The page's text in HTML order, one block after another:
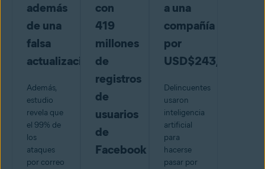
además
de una
falsa
actualización
Además,
estudio
revela que
el 99% de
los
ataques
por correo
con
419
millones
de
registros
de
usuarios
de
Facebook
a una
compañía
por
USD$243,000
Delincuentes
usaron
inteligencia
artificial
para
hacerse
pasar por